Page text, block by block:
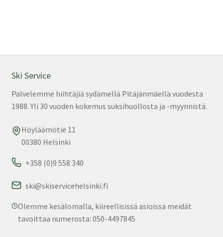
Ski Service
Palvelemme hiihtäjiä sydämellä Pitäjänmäellä vuodesta
1988. Yli 30 vuoden kokemus suksihuollosta ja -myynnistä.
Höyläämötie 11
00380 Helsinki
+358 (0)9 558 340
ski@skiservicehelsinki.fi
Olemme kesälomalla, kiireellisissä asioissa meidät
tavoittaa numerosta: 050-4497845